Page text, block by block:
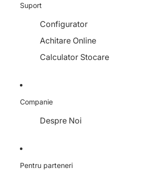
Suport
Configurator
Achitare Online
Calculator Stocare
Companie
Despre Noi
Pentru parteneri